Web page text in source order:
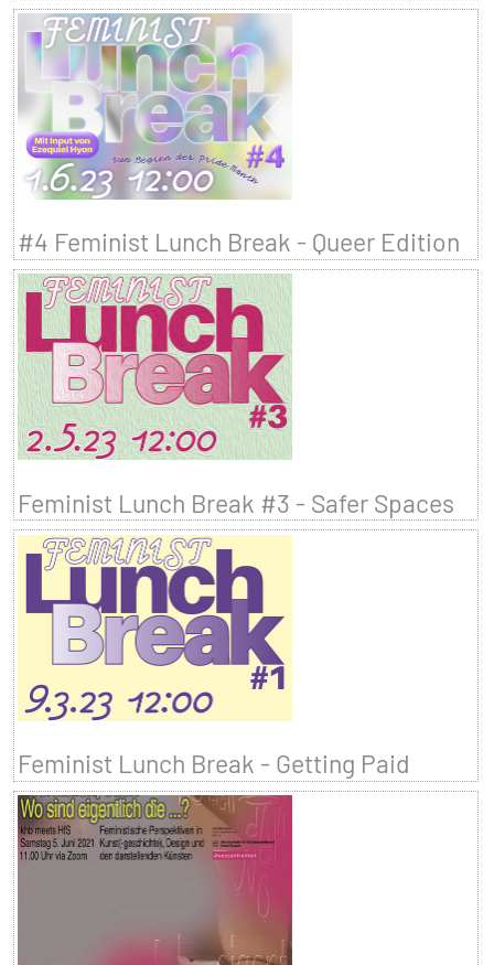
#4 Feminist Lunch Break - Queer Edition
Feminist Lunch Break #3 - Safer Spaces
Feminist Lunch Break - Getting Paid